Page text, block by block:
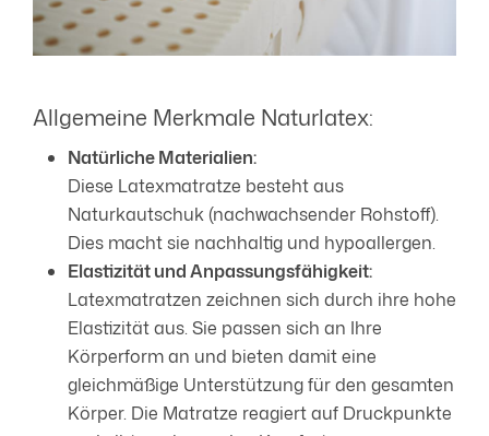
Allgemeine Merkmale Naturlatex:
Natürliche Materialien:
Diese Latexmatratze besteht aus
Naturkautschuk (nachwachsender Rohstoff).
Dies macht sie nachhaltig und hypoallergen.
Elastizität und Anpassungsfähigkeit:
Latexmatratzen zeichnen sich durch ihre hohe
Elastizität aus. Sie passen sich an Ihre
Körperform an und bieten damit eine
gleichmäßige Unterstützung für den gesamten
Körper. Die Matratze reagiert auf Druckpunkte